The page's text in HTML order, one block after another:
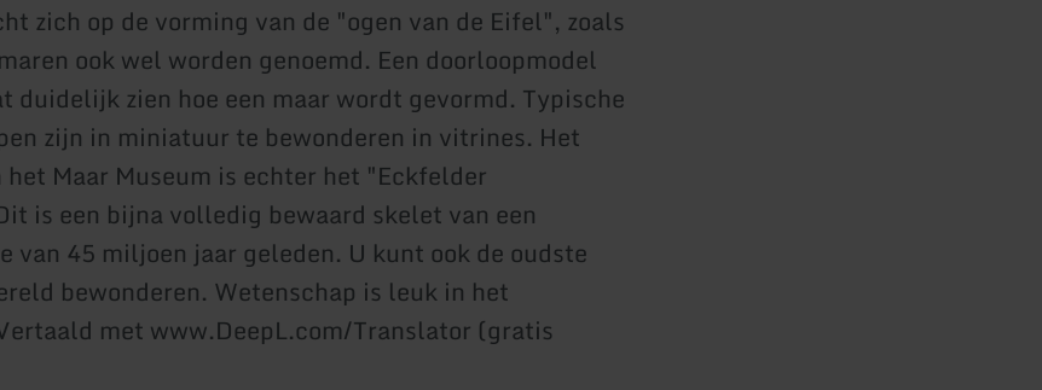
zich op de vorming van de "ogen van de Eifel", zoals
ook wel worden genoemd. Een doorloopmodel
duidelijk zien hoe een maar wordt gevormd. Typische
zijn in miniatuur te bewonderen in vitrines. Het
Maar Museum is echter het "Eckfelder
is een bijna volledig bewaard skelet van een
van 45 miljoen jaar geleden. U kunt ook de oudste
bewonderen. Wetenschap is leuk in het
met www.DeepL.com/Translator (gratis